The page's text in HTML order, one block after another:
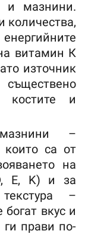
и мазнини.
количества,
витамин К
източник
костите и
мазнини –
които са от
на
E, K) и за
–
вкус и
ги прави по-